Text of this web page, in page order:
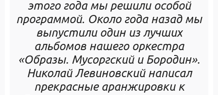
этого года мы решили особой
программой. Около года назад мы
выпустили один из лучших
альбомов нашего оркестра
«Образы. Мусоргский и Бородин».
Николай Левиновский написал
прекрасные аранжировки к